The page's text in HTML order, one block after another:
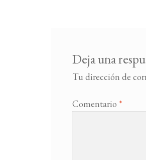
Deja una
Tu dirección de
Comentario *